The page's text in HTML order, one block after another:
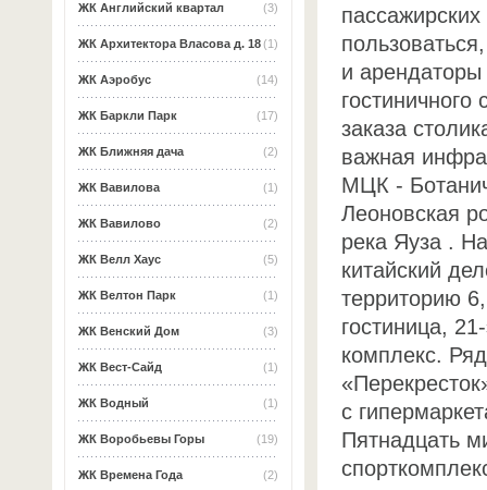
(3)
ЖК Английский квартал
(1)
ЖК Архитектора Власова д. 18
(14)
ЖК Аэробус
(17)
ЖК Баркли Парк
(2)
ЖК Ближняя дача
(1)
ЖК Вавилова
(2)
ЖК Вавилово
(5)
ЖК Велл Хаус
(1)
ЖК Велтон Парк
(3)
ЖК Венский Дом
(1)
ЖК Вест-Сайд
(1)
ЖК Водный
(19)
ЖК Воробьевы Горы
(2)
ЖК Времена Года
и арендаторы
гостиничного
заказа
важная
МЦК -
Леоновская
река Яуза .
китайский
территорию
гостиница,
комплекс.
c
Пятнадцать